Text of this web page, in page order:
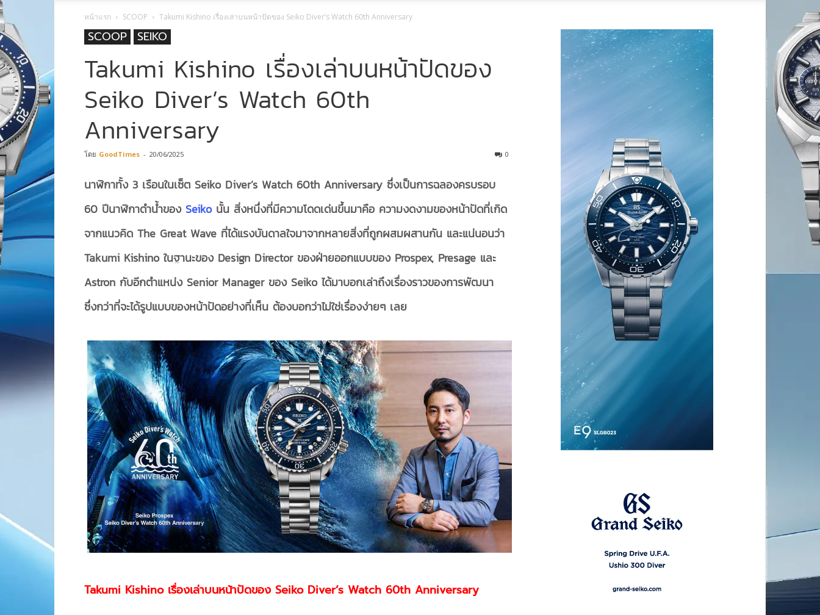
หน้าแรก SCOOP Takumi Kishino เรื่องเล่าบนหน้าปัดของ Seiko Diver’s Watch 60th Anniversary
SCOOP SEIKO
Takumi Kishino เรื่องเล่าบนหน้าปัดของ
Seiko Diver’s Watch 60th
Anniversary
โดย GoodTimes - 20/06/2025 0
นาฬิกาทั้ง 3 เรือนในเซ็ต Seiko Diver’s Watch 60th Anniversary ซึ่งเป็นการฉลองครบรอบ
60 ปีนาฬิกาดำน้ำของ Seikoนั้น สิ่งหนึ่งที่มีความโดดเด่นขึ้นมาคือ ความงดงามของหน้าปัดที่เกิด
จากแนวคิด The Great Wave ที่ได้แรงบันดาลใจมาจากหลายสิ่งที่ถูกผสมผสานกัน และแน่นอนว่า
Takumi Kishino ในฐานะของ Design Director ของฝ่ายออกแบบของ Prospex, Presage และ
Astron กับอีกตำแหน่ง Senior Manager ของ Seiko ได้มาบอกเล่าถึงเรื่องราวของการพัฒนา
ซึ่งกว่าที่จะได้รูปแบบของหน้าปัดอย่างที่เห็น ต้องบอกว่าไม่ใช่เรื่องง่ายๆ เลย
Takumi Kishino เรื่องเล่าบนหน้าปัดของ Seiko Diver’s Watch 60th Anniversary